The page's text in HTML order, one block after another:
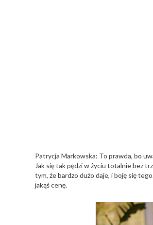
Patrycja Markowska: To prawda, bo
Jak się tak pędzi w życiu totalnie bez
tym, że bardzo dużo daje, i boję się
jakąś cenę.